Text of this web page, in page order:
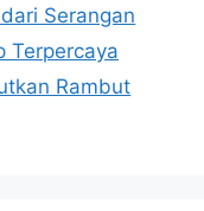
Serangan
Terpercaya
Rambut